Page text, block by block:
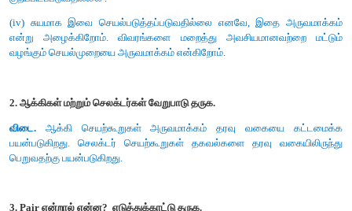
விடை: இ) Classes
10. பின்வருவனவற்றில் எது கோவைகளை சதுர
உருவமைகிறது?
அ) Tuples